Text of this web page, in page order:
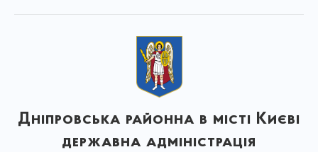
Дніпровська районна в місті Києві
державна адміністрація